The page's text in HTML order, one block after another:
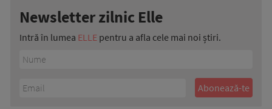
Newsletter zilnic Elle
Intră în lumea ELLE pentru a afla cele mai noi știri.